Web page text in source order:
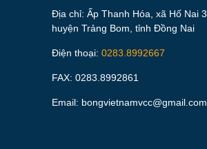
Địa chỉ: Ấp Thanh Hóa, xã Hố Nai 3,
huyện Trảng Bom, tỉnh Đồng Nai
Điện thoại: 0283.8992667
FAX: 0283.8992861
Email: bongvietnamvcc@gmail.com